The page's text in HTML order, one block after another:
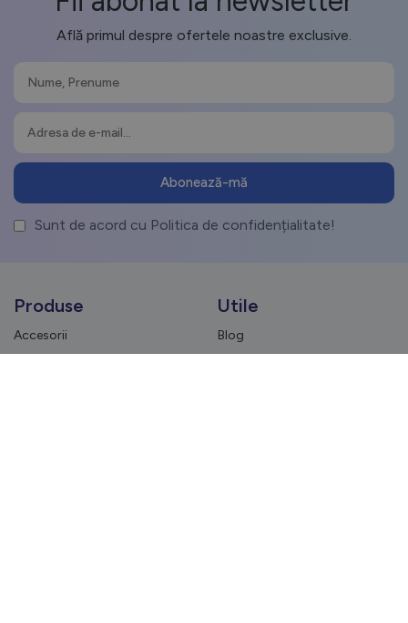
Află primul despre ofertele noastre exclusive.
Sunt de acord cu Politica de confidențialitate!
Produse
Accesorii
Utile
Blog